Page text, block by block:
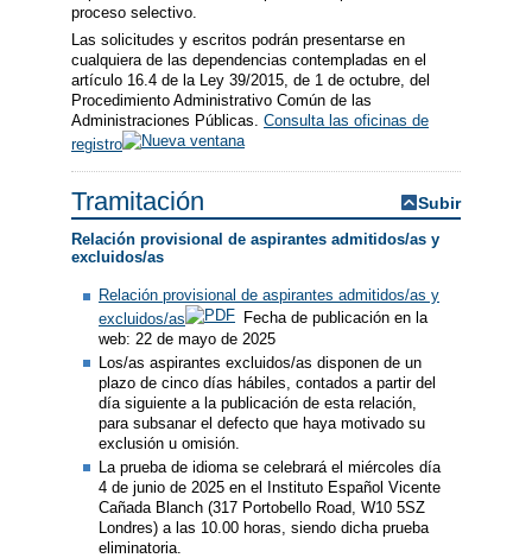
proceso selectivo.
Las solicitudes y escritos podrán presentarse en
cualquiera de las dependencias contempladas en el
artículo 16.4 de la Ley 39/2015, de 1 de octubre, del
Procedimiento Administrativo Común de las
Administraciones Públicas. Consulta las oficinas de
registro
Tramitación Subir
Relación provisional de aspirantes admitidos/as y
excluidos/as
Relación provisional de aspirantes admitidos/as y
excluidos/as
Fecha de publicación en la
web: 22 de mayo de 2025
Los/as aspirantes excluidos/as disponen de un
plazo de cinco días hábiles, contados a partir del
día siguiente a la publicación de esta relación,
para subsanar el defecto que haya motivado su
exclusión u omisión.
La prueba de idioma se celebrará el miércoles día
4 de junio de 2025 en el Instituto Español Vicente
Cañada Blanch (317 Portobello Road, W10 5SZ
Londres) a las 10.00 horas, siendo dicha prueba
eliminatoria.